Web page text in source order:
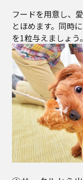
フードを用意し、
とほめます。同時
を1粒与えましょう。